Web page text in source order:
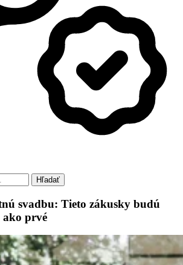
Hľadať
svadbu: Tieto zákusky budú
prvé